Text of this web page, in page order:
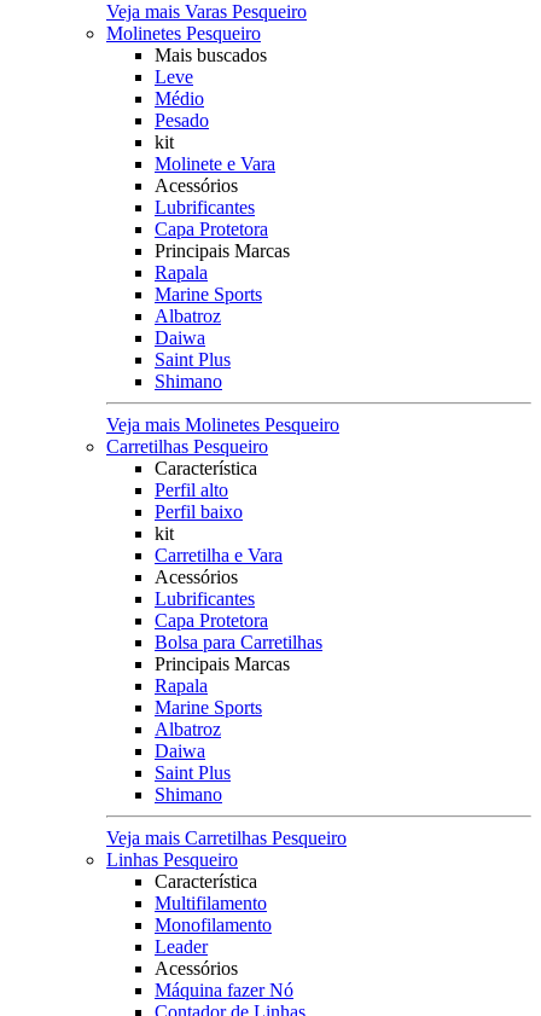
Veja mais Varas Pesqueiro
Molinetes Pesqueiro
Mais buscados
Leve
Médio
Pesado
kit
Molinete e Vara
Acessórios
Lubrificantes
Capa Protetora
Principais Marcas
Rapala
Marine Sports
Albatroz
Daiwa
Saint Plus
Shimano
Veja mais Molinetes Pesqueiro
Carretilhas Pesqueiro
Característica
Perfil alto
Perfil baixo
kit
Carretilha e Vara
Acessórios
Lubrificantes
Capa Protetora
Bolsa para Carretilhas
Principais Marcas
Rapala
Marine Sports
Albatroz
Daiwa
Saint Plus
Shimano
Veja mais Carretilhas Pesqueiro
Linhas Pesqueiro
Característica
Multifilamento
Monofilamento
Leader
Acessórios
Máquina fazer Nó
Contador de Linhas